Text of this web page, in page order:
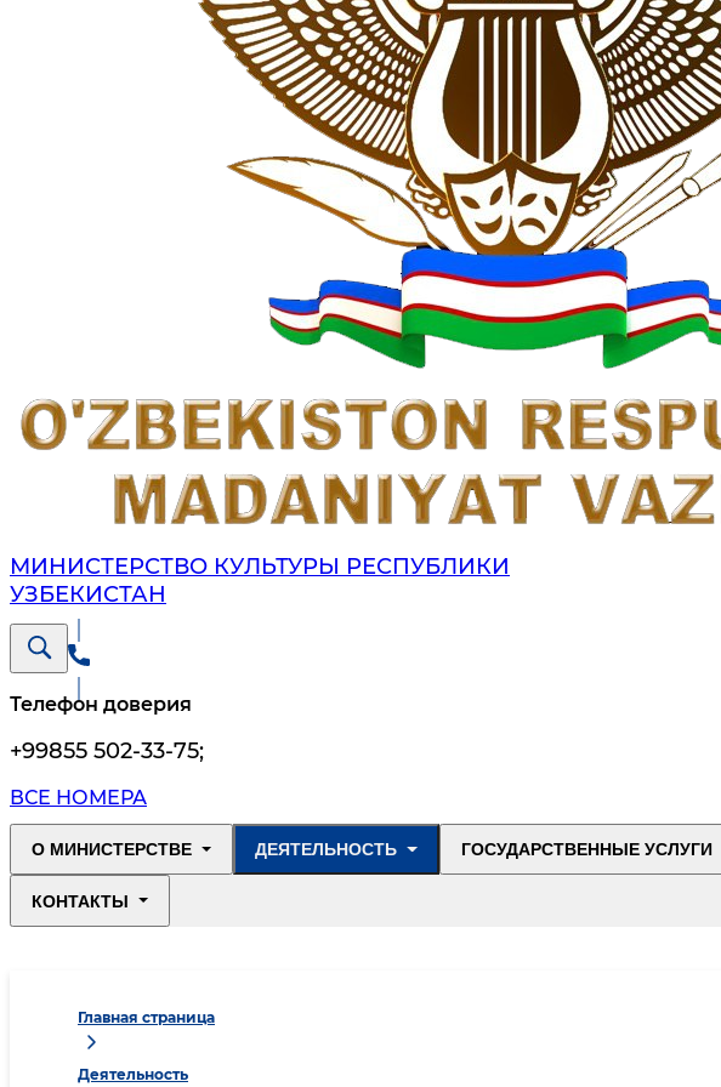
МИНИСТЕРСТВО КУЛЬТУРЫ РЕСПУБЛИКИ
УЗБЕКИСТАН
Телефон доверия
+99855 502-33-75;
ВСЕ НОМЕРА
О МИНИСТЕРСТВЕ ДЕЯТЕЛЬНОСТЬ ГОСУДАРСТВЕННЫЕ УСЛУГИ
КОНТАКТЫ
Главная страница
Деятельность